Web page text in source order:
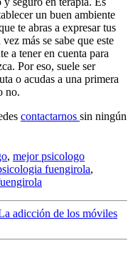
un buen ambiente
te abras a expresar tus
más se sabe que este
a tener en cuenta para
Por eso, suele ser
o acudas a una primera
no.
contactarnos sin ningún
, mejor psicologo
fuengirola,
adicción de los móviles